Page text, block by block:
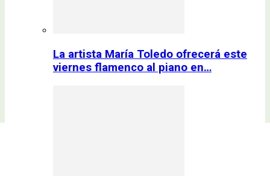
La artista María Toledo ofrecerá este
viernes flamenco al piano en…